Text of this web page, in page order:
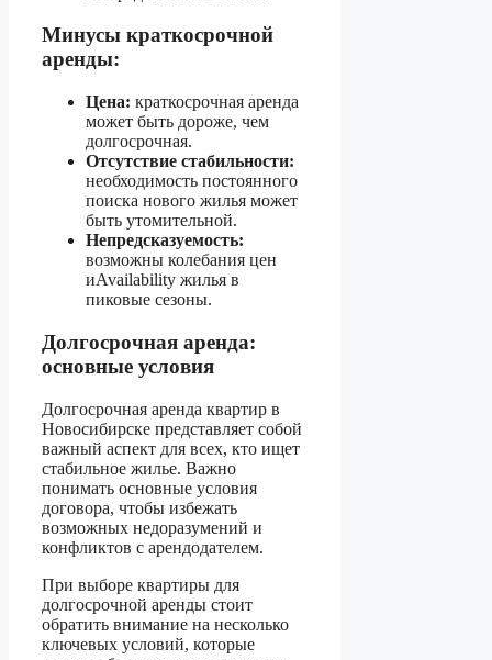
Минусы краткосрочной
аренды:
Цена: краткосрочная аренда
может быть дороже, чем
долгосрочная.
Отсутствие стабильности:
необходимость постоянного
поиска нового жилья может
быть утомительной.
Непредсказуемость:
возможны колебания цен
иAvailability жилья в
пиковые сезоны.
Долгосрочная аренда:
основные условия
Долгосрочная аренда квартир в
Новосибирске представляет собой
важный аспект для всех, кто ищет
стабильное жилье. Важно
понимать основные условия
договора, чтобы избежать
возможных недоразумений и
конфликтов с арендодателем.
При выборе квартиры для
долгосрочной аренды стоит
обратить внимание на несколько
ключевых условий, которые